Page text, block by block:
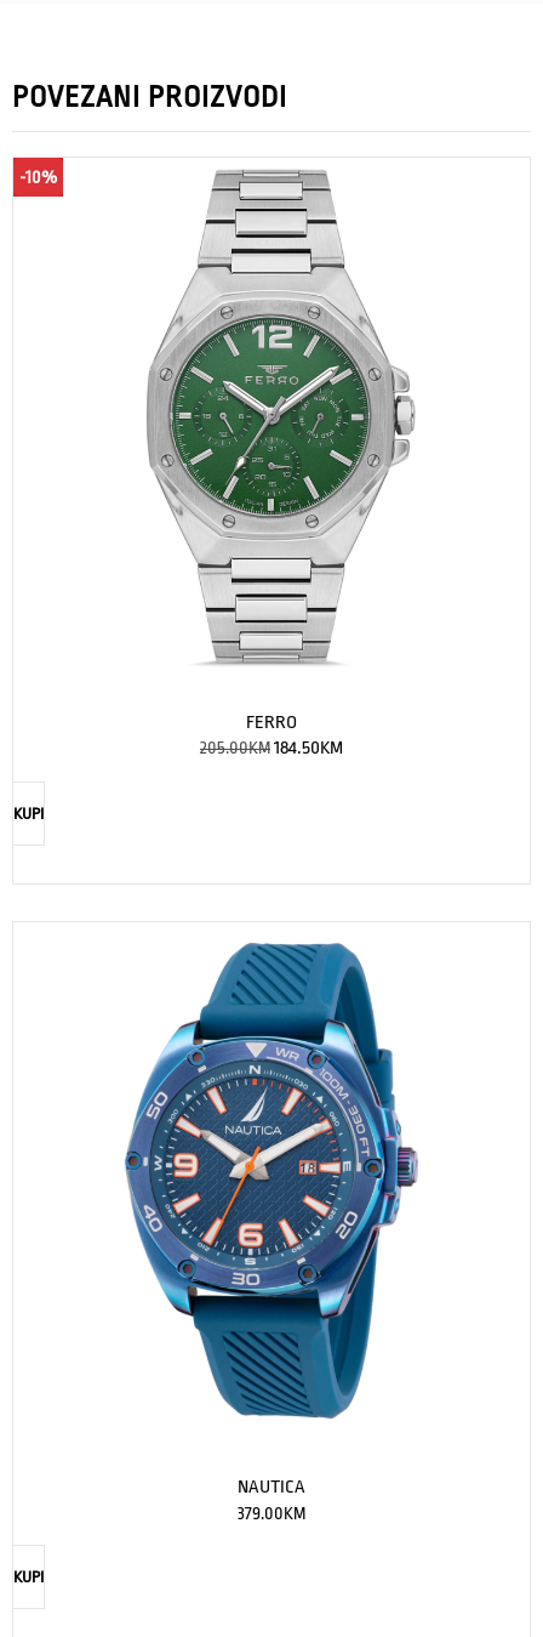
POVEZANI PROIZVODI
-10%
FERRO
205.00KM184.50KM
KUPI
NAUTICA
379.00KM
KUPI